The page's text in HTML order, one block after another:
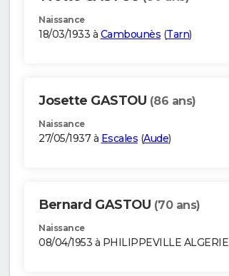
Naissance
18/03/1933 à Cambounès (Tarn)
Josette GASTOU (86 ans)
Naissance
27/05/1937 à Escales (Aude)
Bernard GASTOU (70 ans)
Naissance
08/04/1953 à PHILIPPEVILLE ALGERIE